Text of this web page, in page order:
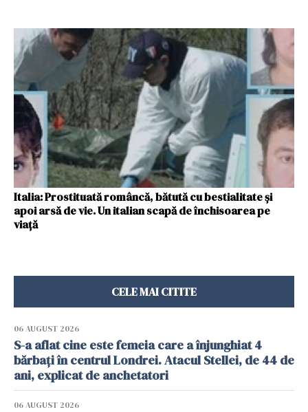
Italia: Prostituată româncă, bătută cu bestialitate și
apoi arsă de vie. Un italian scapă de închisoarea pe
viață
CELE MAI CITITE
06 AUGUST 2026
S-a aflat cine este femeia care a înjunghiat 4
bărbați în centrul Londrei. Atacul Stellei, de 44 de
ani, explicat de anchetatori
06 AUGUST 2026